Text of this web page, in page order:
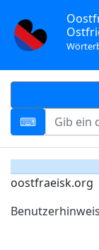
oostfraeisk.org